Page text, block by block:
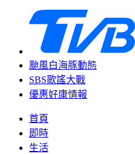
颱風白海豚動態
SBS歌謠大戰
優惠好康情報
首頁
即時
生活